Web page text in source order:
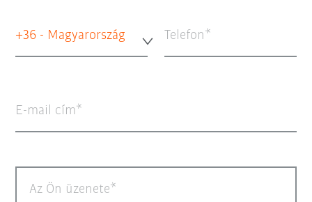
+36 - Magyarország Telefon
E-mail cím
Az Ön üzenete